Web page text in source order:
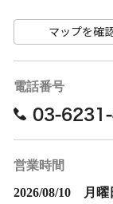
マップを確
電話番号
03-
営業時間
2026/08/10 月